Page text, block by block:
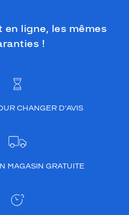
en ligne, les mêmes
!
CHANGER D’AVIS
MAGASIN GRATUITE